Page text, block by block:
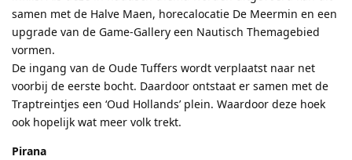
samen met de Halve Maen, horecalocatie De Meermin en een
upgrade van de Game-Gallery een Nautisch Themagebied
vormen.
De ingang van de Oude Tuffers wordt verplaatst naar net
voorbij de eerste bocht. Daardoor ontstaat er samen met de
Traptreintjes een ‘Oud Hollands’ plein. Waardoor deze hoek
ook hopelijk wat meer volk trekt.
Pirana